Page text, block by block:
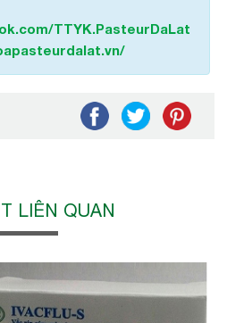
TTYK.PasteurDaLat
LIÊN QUAN